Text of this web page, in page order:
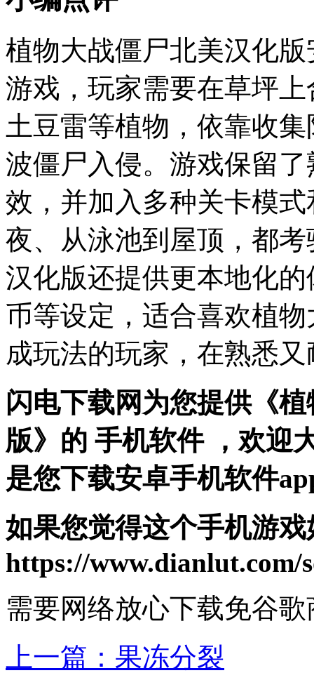
植物大战僵尸北美汉化
游戏，玩家需要在草坪
土豆雷等植物，依靠收
波僵尸入侵。游戏保留
效，并加入多种关卡模
夜、从泳池到屋顶，都
汉化版还提供更本地化
币等设定，适合喜欢植
成玩法的玩家，在熟悉
闪电下载网为您提供《
版》的 手机软件 ，欢迎
是您下载安卓手机软件
如果您觉得这个手机游
https://www.dianlut.com/
需要网络放心下载免谷歌
上一篇： 果冻分裂